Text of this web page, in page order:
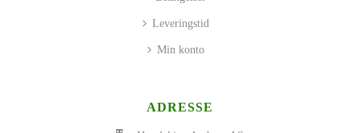
Leveringstid
Min konto
ADRESSE